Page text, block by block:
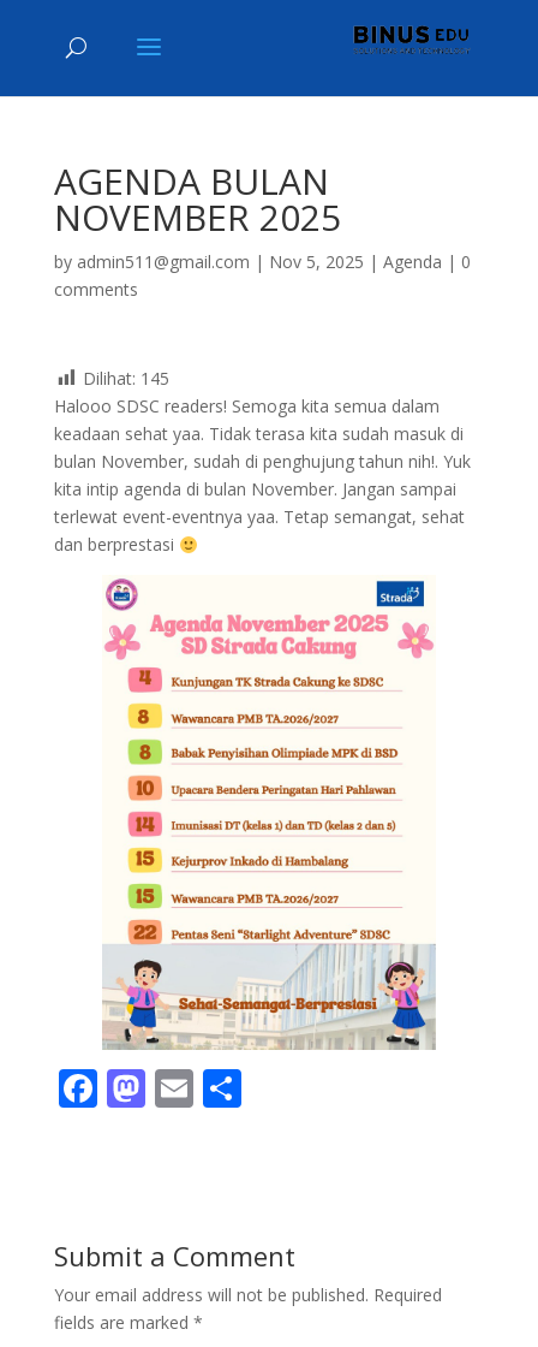
AGENDA BULAN
NOVEMBER 2025
by admin511@gmail.com | Nov 5, 2025 | Agenda | 0
comments
Dilihat: 145
Halooo SDSC readers! Semoga kita semua dalam
keadaan sehat yaa. Tidak terasa kita sudah masuk di
bulan November, sudah di penghujung tahun nih!. Yuk
kita intip agenda di bulan November. Jangan sampai
terlewat event-eventnya yaa. Tetap semangat, sehat
dan berprestasi
F
o
o
k
M
o
n
E S
Submit a Comment
Your email address will not be published. Required
fields are marked *